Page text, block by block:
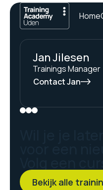
Home
Jan Jilesen
Trainings Manager
Contact Jan
Bekijk alle